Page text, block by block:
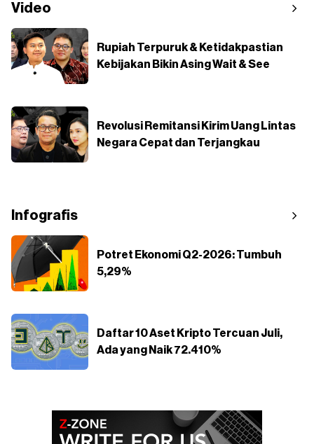
Video
Rupiah Terpuruk & Ketidakpastian
Kebijakan Bikin Asing Wait & See
Revolusi Remitansi Kirim Uang Lintas
Negara Cepat dan Terjangkau
Infografis
Potret Ekonomi Q2-2026: Tumbuh
5,29%
Daftar 10 Aset Kripto Tercuan Juli,
Ada yang Naik 72.410%